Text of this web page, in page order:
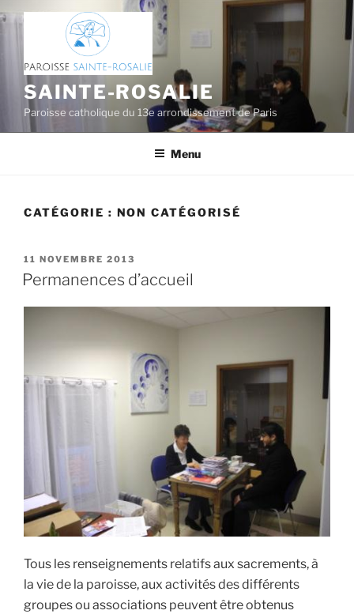
Aller
principal
SAINTE-ROSALIE
Paroisse catholique du 13e arrondissement de Paris
Menu
CATÉGORIE : NON CATÉGORISÉ
PUBLIÉ
LE
11 NOVEMBRE 2013
Permanences d’accueil
Tous les renseignements relatifs aux sacrements, à
la vie de la paroisse, aux activités des différents
groupes ou associations peuvent être obtenus